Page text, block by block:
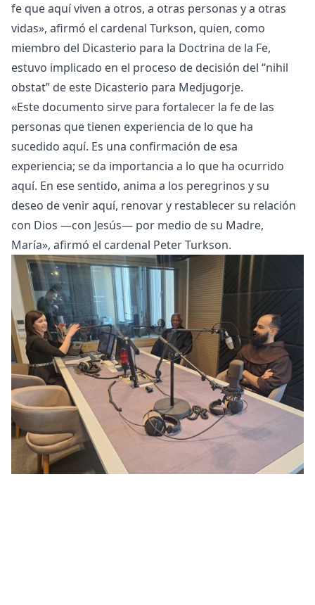
fe que aquí viven a otros, a otras personas y a otras
vidas», afirmó el cardenal Turkson, quien, como
miembro del Dicasterio para la Doctrina de la Fe,
estuvo implicado en el proceso de decisión del “nihil
obstat” de este Dicasterio para Medjugorje.
«Este documento sirve para fortalecer la fe de las
personas que tienen experiencia de lo que ha
sucedido aquí. Es una confirmación de esa
experiencia; se da importancia a lo que ha ocurrido
aquí. En ese sentido, anima a los peregrinos y su
deseo de venir aquí, renovar y restablecer su relación
con Dios —con Jesús— por medio de su Madre,
María», afirmó el cardenal Peter Turkson.